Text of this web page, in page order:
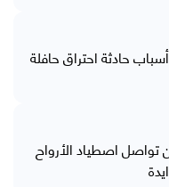
حادثة احتراق حافلة
اصطياد الأرواح